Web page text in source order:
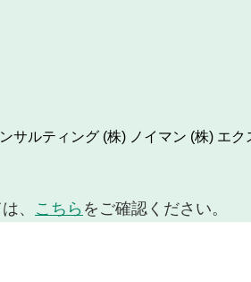
サルティング (株) ノイマン (株) エク
、 こちら をご確認ください。